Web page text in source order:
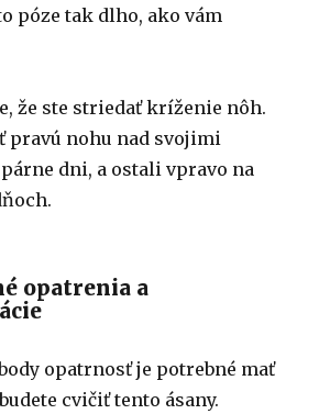
póze tak dlho, ako vám
že ste striedať kríženie nôh.
pravú nohu nad svojimi
dni, a ostali vpravo na
opatrenia a
opatrnosť je potrebné mať
cvičiť tento ásany.